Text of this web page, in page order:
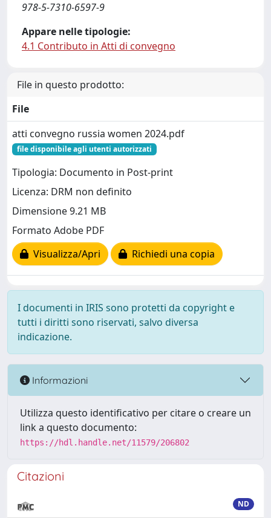
978-5-7310-6597-9
Appare nelle tipologie:
4.1 Contributo in Atti di convegno
File in questo prodotto:
File
atti convegno russia women 2024.pdf
file disponibile agli utenti autorizzati
Tipologia: Documento in Post-print
Licenza: DRM non definito
Dimensione 9.21 MB
Formato Adobe PDF
Visualizza/Apri
Richiedi una copia
I documenti in IRIS sono protetti da copyright e
tutti i diritti sono riservati, salvo diversa
indicazione.
Informazioni
Utilizza questo identificativo per citare o creare un
link a questo documento:
https://hdl.handle.net/11579/206802
Citazioni
ND